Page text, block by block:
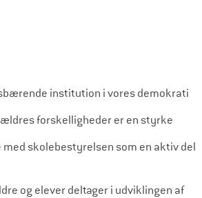
institution i vores demokrati
forskelligheder er en styrke
skolebestyrelsen som en aktiv del
og elever deltager i udviklingen af